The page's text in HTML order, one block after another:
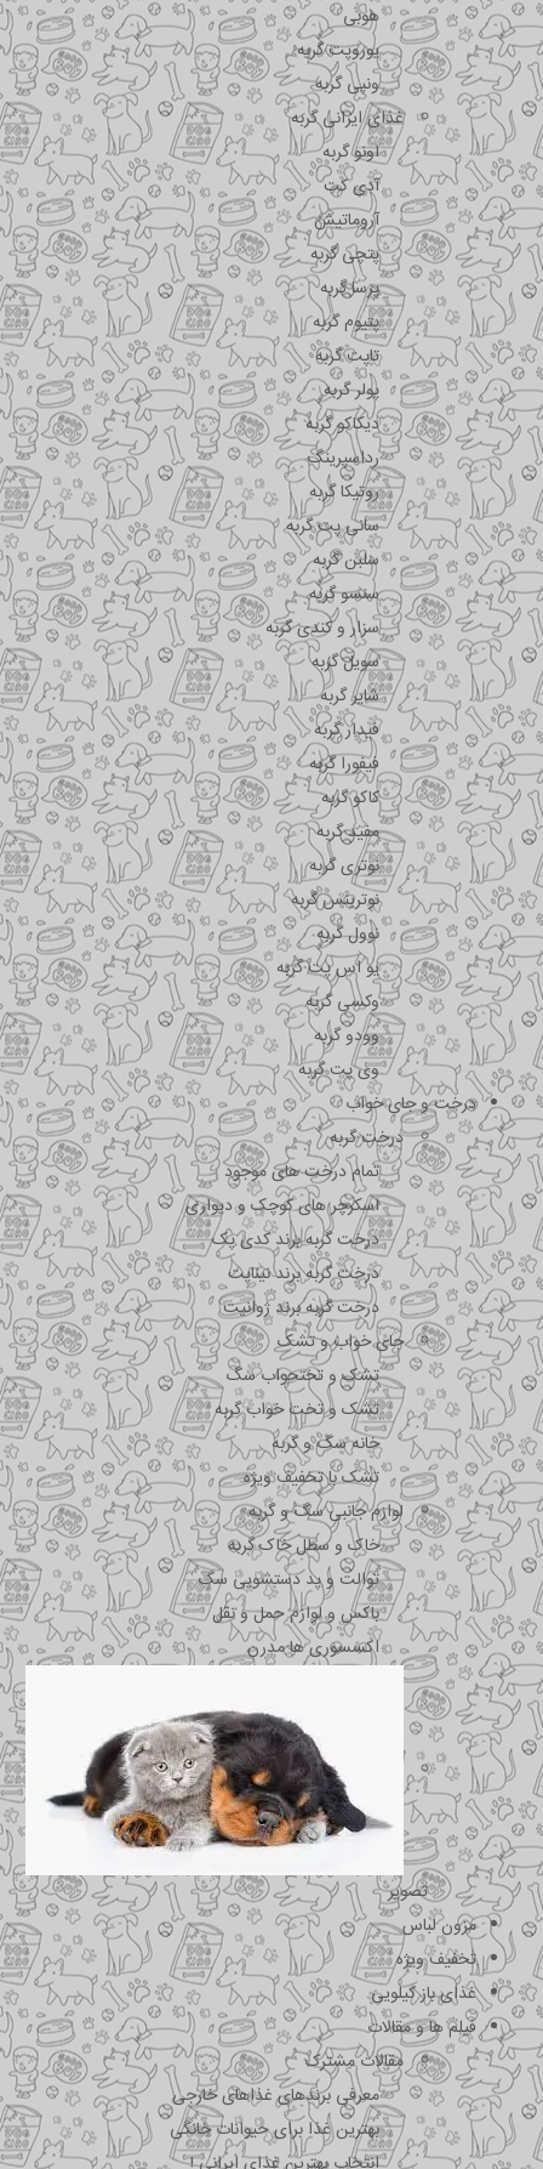
هوبی
یوروپت گربه
ونپی گربه
غذای ایرانی گربه
اونو گربه
آدی کت
آروماتیش
پتچی گربه
پرسا گربه
پتیوم گربه
تاپت گربه
پولر گربه
دیکاکو گربه
رداسپرینگ
روتیکا گربه
سانی پت گربه
سلبن گربه
سنسو گربه
سزار و کندی گربه
سویل گربه
شایر گربه
فیدار گربه
فیفورا گربه
کاکو گربه
مفید گربه
نوتری گربه
نوترینس گربه
نوول گربه
یو اس پت گربه
وکسی گربه
وودو گربه
وی پت گربه
درخت و جای خواب
درخت گربه
تمام درخت های موجود
اسکرچر های کوچک و دیواری
درخت گربه برند کدی پک
درخت گربه برند نیناپت
درخت گربه برند ژوانیت
جای خواب و تشک
تشک و تختحواب سگ
تشک و تخت خواب گربه
خانه سگ و گربه
تشک با تخفیف ویژه
لوازم جانبی سگ و گربه
خاک و سطل خاک گربه
توالت و پد دستشویی سگ
باکس و لوازم حمل و نقل
اکسسوری ها مدرن
تصویر
مزون لباس
تخفیف ویژه
غذای باز کیلویی
فیلم ها و مقالات
مقالات مشترک
معرفی برندهای غذاهای خارجی
بهترین غذا برای حیوانات خانگی